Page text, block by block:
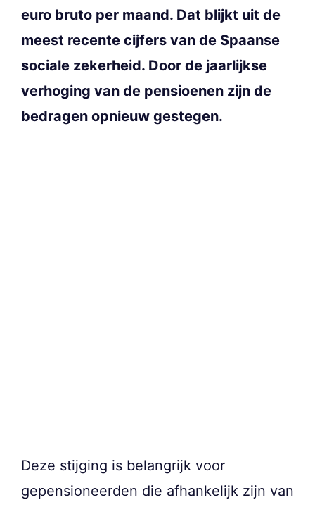
euro bruto per maand. Dat blijkt uit de
meest recente cijfers van de Spaanse
sociale zekerheid. Door de jaarlijkse
verhoging van de pensioenen zijn de
bedragen opnieuw gestegen.
Deze stijging is belangrijk voor
gepensioneerden die afhankelijk zijn van